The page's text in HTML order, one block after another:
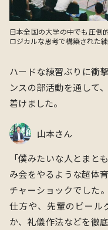
日本全国の大学の中でも圧倒
ロジカルな思考で構築された
ハードな練習ぶりに衝
ンスの部活動を通して
着けました。
山本さん
「僕みたいな人とまと
み会をやるような超体
チャーショックでした
仕方や、先輩のビール
か、礼儀作法などを徹